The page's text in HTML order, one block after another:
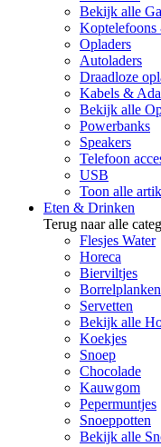
Bekijk alle
Opladers
Autoladers
Draadloze
Kabels &
Bekijk alle
Powerbanks
Speakers
Telefoon
USB
Toon alle
Eten & Drinken
Terug naar alle
Flesjes Water
Horeca
Bierviltjes
Borrelplanken
Servetten
Bekijk alle
Koekjes
Snoep
Chocolade
Kauwgom
Pepermuntjes
Snoeppotten
Bekijk alle